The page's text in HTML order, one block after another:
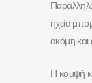
ηχεία
ακόμη και
Η κομψή